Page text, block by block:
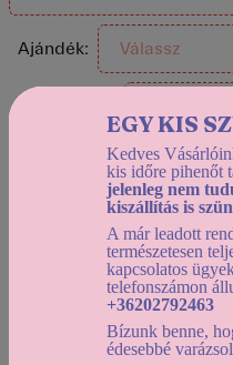
Ajándék: Válassz
Válassz
Használd a
EGY KIS
Kedves
kis időre pihenőt
jelenleg nem
kiszállítás is
A már leadott
természetesen
kapcsolatos
telefonszámon
+36202792463
Bízunk benne,
édesebbé